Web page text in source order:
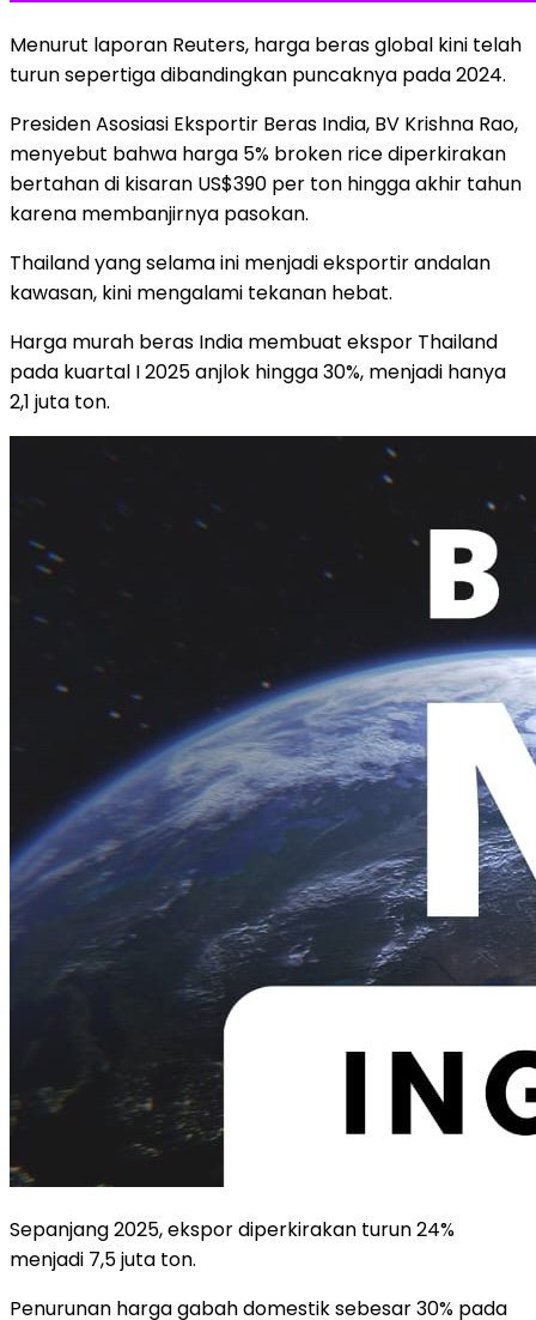
Menurut laporan Reuters, harga beras global kini telah
turun sepertiga dibandingkan puncaknya pada 2024.
Presiden Asosiasi Eksportir Beras India, BV Krishna Rao,
menyebut bahwa harga 5% broken rice diperkirakan
bertahan di kisaran US$390 per ton hingga akhir tahun
karena membanjirnya pasokan.
Thailand yang selama ini menjadi eksportir andalan
kawasan, kini mengalami tekanan hebat.
Harga murah beras India membuat ekspor Thailand
pada kuartal I 2025 anjlok hingga 30%, menjadi hanya
2,1 juta ton.
Sepanjang 2025, ekspor diperkirakan turun 24%
menjadi 7,5 juta ton.
Penurunan harga gabah domestik sebesar 30% pada